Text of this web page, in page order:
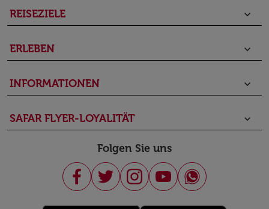
REISEZIELE keyboard_arrow_down
ERLEBEN keyboard_arrow_down
INFORMATIONEN keyboard_arrow_down
SAFAR FLYER-LOYALITÄT keyboard_arrow_down
Folgen Sie uns